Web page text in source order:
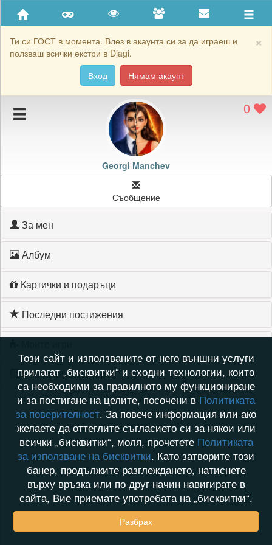
×
Ти си ГОСТ в момента. Влез в акаунта си за да играеш и
ползваш всички екстри в Djagi.
Вход
Нямам акаунт
Приятели
Хронология на игри
Подаръците на Georgi Manchev
Картичките на Georgi Manchev
Блокирай Georgi Manchev
0
Georgi Manchev
Съобщение
За мен
Албум
Картички и подаръци
Последни постижения
Хронология на игри
Този сайт и използваните от него външни услуги
прилагат „бисквитки“ и сходни технологии, които
са необходими за правилното му функциониране
и за постигане на целите, посочени в Политиката
за поверителност. За повече информация или ако
желаете да оттеглите съгласието си за някои или
всички „бисквитки“, моля, прочетете Политиката
за използване на бисквитки. Като затворите този
банер, продължите разглеждането, натиснете
върху връзка или по друг начин навигирате в
сайта, Вие приемате употребата на „бисквитки“.
Разбрах